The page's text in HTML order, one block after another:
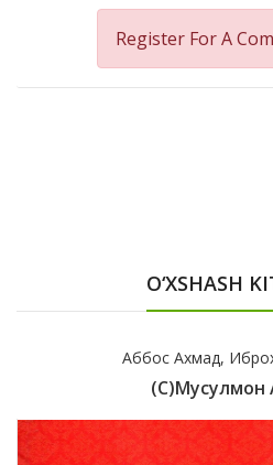
Register For A
O‘XSHASH
Аббос Ахмад,
(с)Мусулмон